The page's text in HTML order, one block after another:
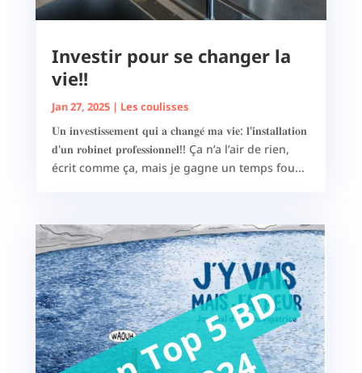
Investir pour se changer la
vie!!
Jan 27, 2025| Les coulisses
𝐔𝐧 𝐢𝐧𝐯𝐞𝐬𝐭𝐢𝐬𝐬𝐞𝐦𝐞𝐧𝐭 𝐪𝐮𝐢 𝐚 𝐜𝐡𝐚𝐧𝐠𝐞́ 𝐦𝐚 𝐯𝐢𝐞: 𝐥'𝐢𝐧𝐬𝐭𝐚𝐥𝐥𝐚𝐭𝐢𝐨𝐧
𝐝'𝐮𝐧 𝐫𝐨𝐛𝐢𝐧𝐞𝐭 𝐩𝐫𝐨𝐟𝐞𝐬𝐬𝐢𝐨𝐧𝐧𝐞𝐥!! Ça n’a l’air de rien,
écrit comme ça, mais je gagne un temps fou...